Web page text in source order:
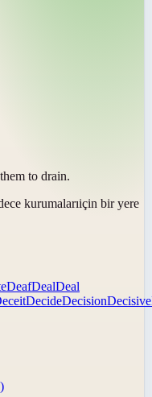
to drain.
kurumalarıiçin bir yere
DeafDealDeal
DecideDecisionDecisive